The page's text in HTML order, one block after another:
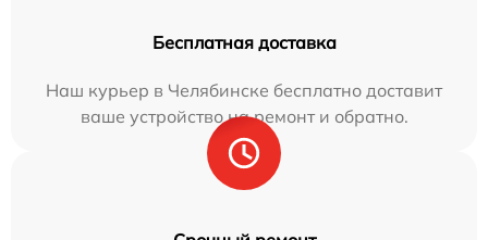
Бесплатная доставка
Наш курьер в Челябинске бесплатно доставит
ваше устройство на ремонт и обратно.